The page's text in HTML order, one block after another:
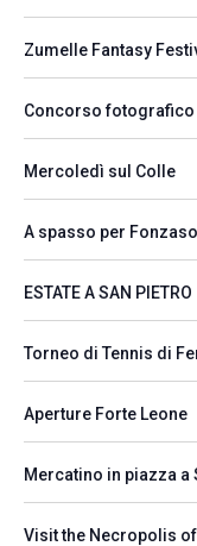
Zumelle Fantasy
Concorso fotografico
Mercoledì sul Colle
A spasso per Fonzaso
ESTATE A SAN PIETRO
Torneo di Tennis di
Aperture Forte Leone
Mercatino in piazza a
Visit the Necropolis